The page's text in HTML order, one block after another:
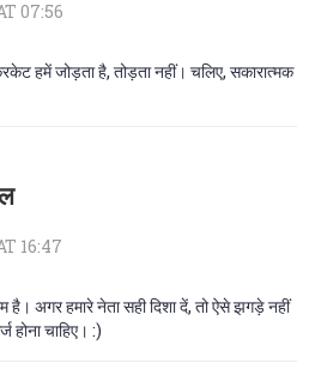
07:56
हमें जोड़ता है, तोड़ता नहीं। चलिए, सकारात्मक
16:47
है। अगर हमारे नेता सही दिशा दें, तो ऐसे झगड़े नहीं
होना चाहिए। :)